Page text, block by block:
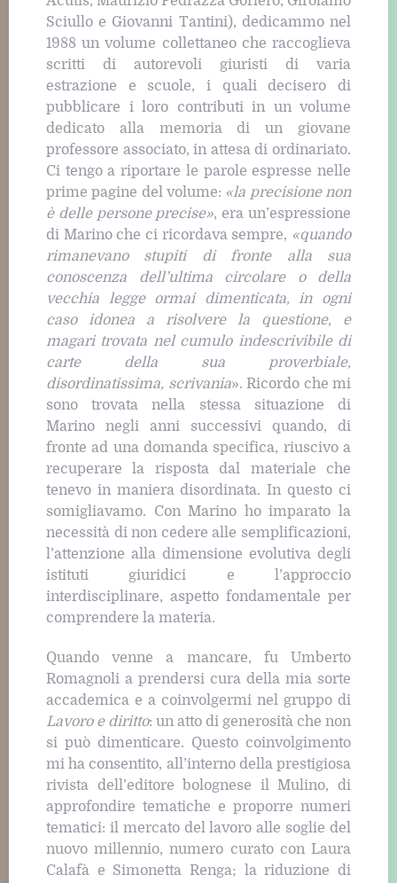
Sciullo e Giovanni Tantini), dedicammo nel
1988 un volume collettaneo che raccoglieva
scritti di autorevoli giuristi di varia
estrazione e scuole, i quali decisero di
pubblicare i loro contributi in un volume
dedicato alla memoria di un giovane
professore associato, in attesa di ordinariato.
Ci tengo a riportare le parole espresse nelle
prime pagine del volume: «la precisione non
è delle persone precise», era un’espressione
di Marino che ci ricordava sempre, «quando
rimanevano stupiti di fronte alla sua
conoscenza dell’ultima circolare o della
vecchia legge ormai dimenticata, in ogni
caso idonea a risolvere la questione, e
magari trovata nel cumulo indescrivibile di
carte della sua proverbiale,
disordinatissima, scrivania». Ricordo che mi
sono trovata nella stessa situazione di
Marino negli anni successivi quando, di
fronte ad una domanda specifica, riuscivo a
recuperare la risposta dal materiale che
tenevo in maniera disordinata. In questo ci
somigliavamo. Con Marino ho imparato la
necessità di non cedere alle semplificazioni,
l’attenzione alla dimensione evolutiva degli
istituti giuridici e l’approccio
interdisciplinare, aspetto fondamentale per
comprendere la materia.
Quando venne a mancare, fu Umberto
Romagnoli a prendersi cura della mia sorte
accademica e a coinvolgermi nel gruppo di
Lavoro e diritto: un atto di generosità che non
si può dimenticare. Questo coinvolgimento
mi ha consentito, all’interno della prestigiosa
rivista dell’editore bolognese il Mulino, di
approfondire tematiche e proporre numeri
tematici: il mercato del lavoro alle soglie del
nuovo millennio, numero curato con Laura
Calafà e Simonetta Renga; la riduzione di